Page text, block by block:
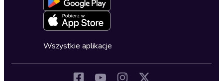
Deklaracja dostępności
Oferta dla firm i bibliotek
Zapowiedzi
Cykle audiobooków
Wszystkie aplikacje